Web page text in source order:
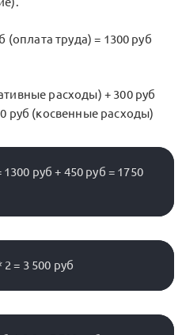
(оплата труда) = 1300 руб
расходы) + 300 руб
руб (косвенные расходы)
руб + 450 руб = 1750